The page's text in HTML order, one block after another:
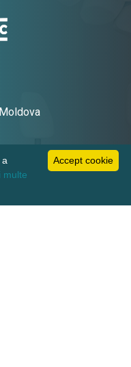
Accept cookie
multe